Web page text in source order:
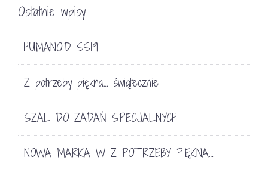
Ostatnie wpisy
HUMANOID SS19
Z potrzeby piękna… świątecznie
SZAL DO ZADAŃ SPECJALNYCH
NOWA MARKA W Z POTRZEBY PIĘKNA…